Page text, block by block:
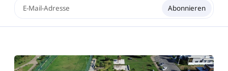
Abonnieren